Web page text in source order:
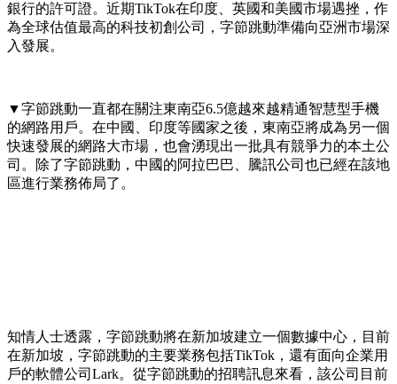
銀行的許可證。近期TikTok在印度、英國和美國市場遇挫，作
為全球估值最高的科技初創公司，字節跳動準備向亞洲市場深
入發展。
▼字節跳動一直都在關注東南亞6.5億越來越精通智慧型手機
的網路用戶。在中國、印度等國家之後，東南亞將成為另一個
快速發展的網路大市場，也會湧現出一批具有競爭力的本土公
司。除了字節跳動，中國的阿拉巴巴、騰訊公司也已經在該地
區進行業務佈局了。
知情人士透露，字節跳動將在新加坡建立一個數據中心，目前
在新加坡，字節跳動的主要業務包括TikTok，還有面向企業用
戶的軟體公司Lark。從字節跳動的招聘訊息來看，該公司目前